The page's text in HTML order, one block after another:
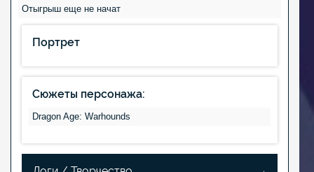
Отыгрыш еще не начат
Портрет
Сюжеты персонажа:
Dragon Age: Warhounds